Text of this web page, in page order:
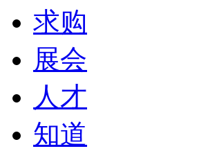
求购
展会
人才
知道